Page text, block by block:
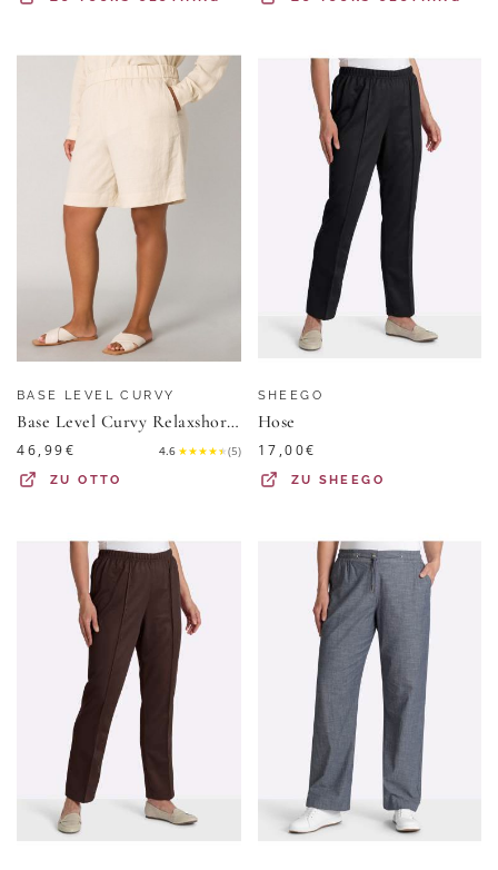
BASE LEVEL CURVY
Base Level Curvy Relaxshorts YARDAN Sommerhose aus Leinen und Viskose und mit elastischem Bund
46,99€ 4.6 ★★★★★(5)
ZUOTTO
SHEEGO
Hose
17,00€
ZU SHEEGO